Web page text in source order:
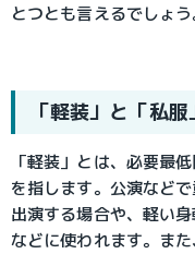
とつとも言えるでしょう
「軽装」と「私
「軽装」とは、必要最
を指します。公演など
出演する場合や、軽い
などに使われます。ま